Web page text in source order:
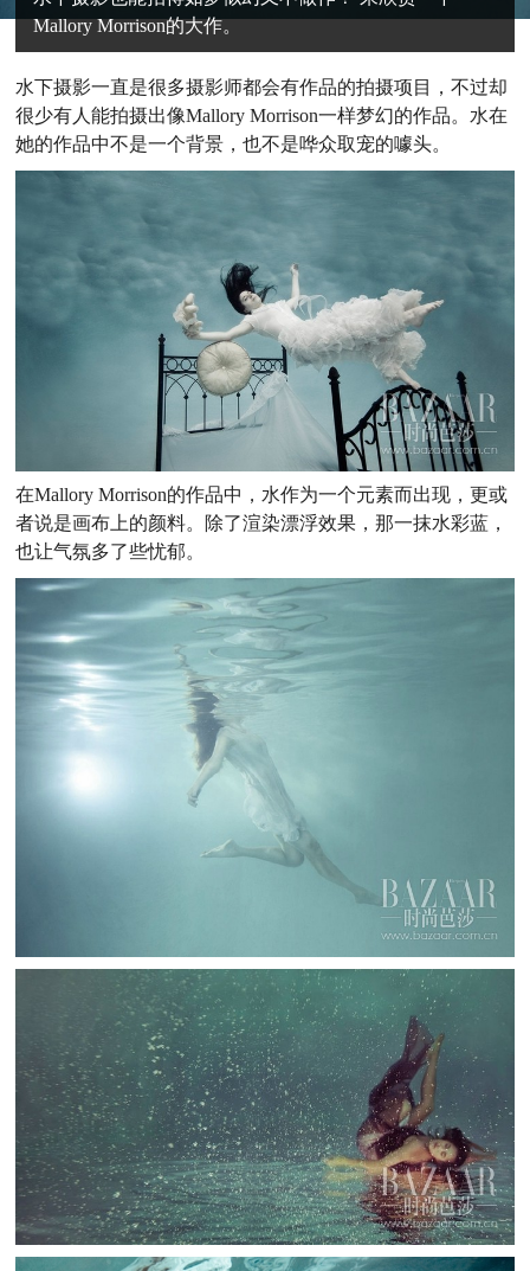
Mallory Morrison的大作。
水下摄影一直是很多摄影师都会有作品的拍摄项目，不过却
很少有人能拍摄出像Mallory Morrison一样梦幻的作品。水在
她的作品中不是一个背景，也不是哗众取宠的噱头。
在Mallory Morrison的作品中，水作为一个元素而出现，更或
者说是画布上的颜料。除了渲染漂浮效果，那一抹水彩蓝，
也让气氛多了些忧郁。